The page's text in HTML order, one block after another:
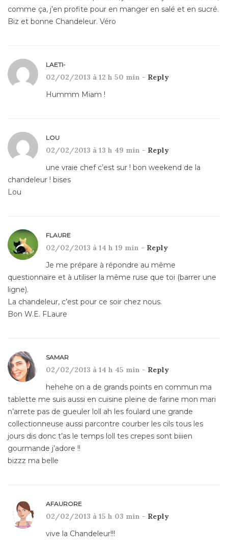
comme ça, j’en profite pour en manger en salé et en sucré.
Biz et bonne Chandeleur. Véro
LAETI-
02/02/2013 à 12 h 50 min - Reply
Hummm Miam !
LOU
02/02/2013 à 13 h 49 min - Reply
une vraie chef c’est sur ! bon weekend de la
chandeleur ! bises
Lou
FLAURE
02/02/2013 à 14 h 19 min - Reply
Je me prépare à répondre au même
questionnaire et à utiliser la même ruse que toi (barrer une
ligne).
La chandeleur, c’est pour ce soir chez nous.
Bon W.E. FLaure
SAMAR
02/02/2013 à 14 h 45 min - Reply
hehehe on a de grands points en commun ma
tablette me suis aussi en cuisine pleine de farine mon mari
n’arrete pas de gueuler loll ah les foulard une grande
collectionneuse aussi parcontre courber les cils tous les
jours dis donc t’as le temps loll tes crepes sont biiien
gourmande j’adore !!
bizzz ma belle
AFAURORE
02/02/2013 à 15 h 03 min - Reply
vive la Chandeleur!!!